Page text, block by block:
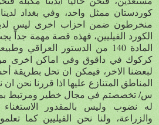
كوردستان ممثل واحد، وفي بغداد
منخرطون ضمن احزاب اخرى ليس
الكورد الفيليين، فهذه قصة مهمة جداً
المادة 140 من الدستور
كركوك في داقوق وفي اماكن اخرى
لبعضنا الاخر، فيمكن ان تحل بطريقة
المناطق المتنازع عليها اذا قررنا نحن ان
س/ تخصصتم في مجال خطير ومرتبط
له نضوب وليس بالمقدور
والزراعة، ولنا نحن الفيليين كما